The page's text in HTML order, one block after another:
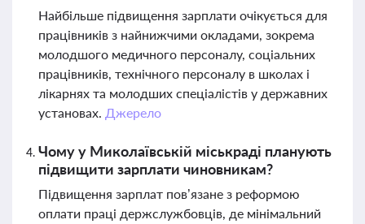
Найбільше підвищення зарплати очікується для
працівників з найнижчими окладами, зокрема
молодшого медичного персоналу, соціальних
працівників, технічного персоналу в школах і
лікарнях та молодших спеціалістів у державних
установах. Джерело
Чому у Миколаївській міськраді планують
підвищити зарплати чиновникам?
Підвищення зарплат пов’язане з реформою
оплати праці держслужбовців, де мінімальний